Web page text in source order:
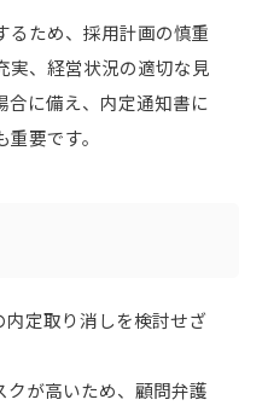
るため、採用計画の慎重
実、経営状況の適切な見
合に備え、内定通知書に
要です。
内定取り消しを検討せざ
クが高いため、顧問弁護